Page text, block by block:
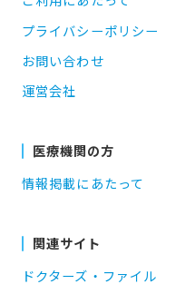
プライバシーポリシー
お問い合わせ
運営会社
医療機関の方
情報掲載にあたって
関連サイト
ドクターズ・ファイル